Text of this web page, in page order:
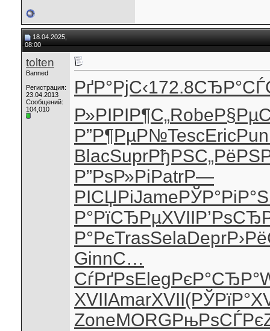
18.04.2025,
08:00
tolten
Banned
Регистрация:
23.04.2013
Сообщений:
104,010
РґР°РјС‹172.8
Р»РІРІР¶С„Robe
Р”Р¶РµР№TescEric
BlacSuprРђРЅС„Рё
Р”РѕР»РіPatrР—
РІСЏРіJameРЎР°РіР°
Р°РїСЂРµXVII
Р°РєTrasSelaDepr
GinnС…
СѓРґРѕElegРєР°СЂР°
XVIIAmarXVII(РЎРїР°
ZoneMORGРњРѕСЃРє